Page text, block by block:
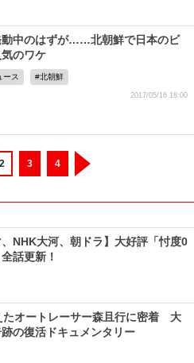
動中のはずが……北朝鮮で日本のビ
のワケ
ース 北朝鮮
2017/05/16 18:00
2 3 4
、NHK大河、朝ドラ】大好評「忖度0
話更新！
たオートレーサー森且行に密着 大
の復活ドキュメンタリー